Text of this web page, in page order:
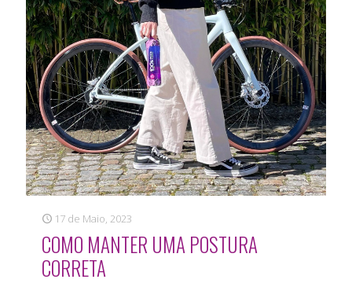
17 de Maio, 2023
COMO MANTER UMA POSTURA
CORRETA